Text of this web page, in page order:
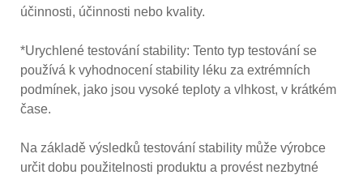
účinnosti, účinnosti nebo kvality.
*Urychlené testování stability: Tento typ testování se
používá k vyhodnocení stability léku za extrémních
podmínek, jako jsou vysoké teploty a vlhkost, v krátkém
čase.
Na základě výsledků testování stability může výrobce
určit dobu použitelnosti produktu a provést nezbytné